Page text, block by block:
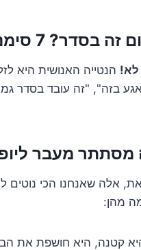
אזהרה קריטיים!
הנטייה האנושית היא
בזה", "זה עובד בסדר
מסתתר מעבר
אלה שאנחנו הכי
מהן:
קטנה, היא חושפת את